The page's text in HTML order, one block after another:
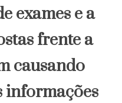
exames e a
frente a
causando
informações